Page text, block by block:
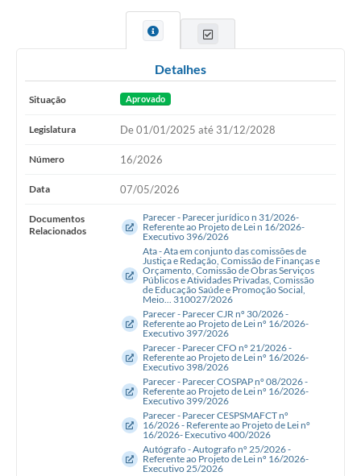
Detalhes
Situação Aprovado
Legislatura De 01/01/2025 até 31/12/2028
Número 16/2026
Data 07/05/2026
Documentos
Relacionados
Parecer - Parecer jurídico n 31/2026-
Referente ao Projeto de Lei n 16/2026-
Executivo 396/2026
Ata - Ata em conjunto das comissões de
Justiça e Redação, Comissão de Finanças e
Orçamento, Comissão de Obras Serviços
Públicos e Atividades Privadas, Comissão
de Educação Saúde e Promoção Social,
Meio... 310027/2026
Parecer - Parecer CJR nº 30/2026 -
Referente ao Projeto de Lei nº 16/2026-
Executivo 397/2026
Parecer - Parecer CFO nº 21/2026 -
Referente ao Projeto de Lei nº 16/2026-
Executivo 398/2026
Parecer - Parecer COSPAP nº 08/2026 -
Referente ao Projeto de Lei nº 16/2026-
Executivo 399/2026
Parecer - Parecer CESPSMAFCT nº
16/2026 - Referente ao Projeto de Lei nº
16/2026- Executivo 400/2026
Autógrafo - Autografo nº 25/2026 -
Referente ao Projeto de Lei nº 16/2026-
Executivo 25/2026